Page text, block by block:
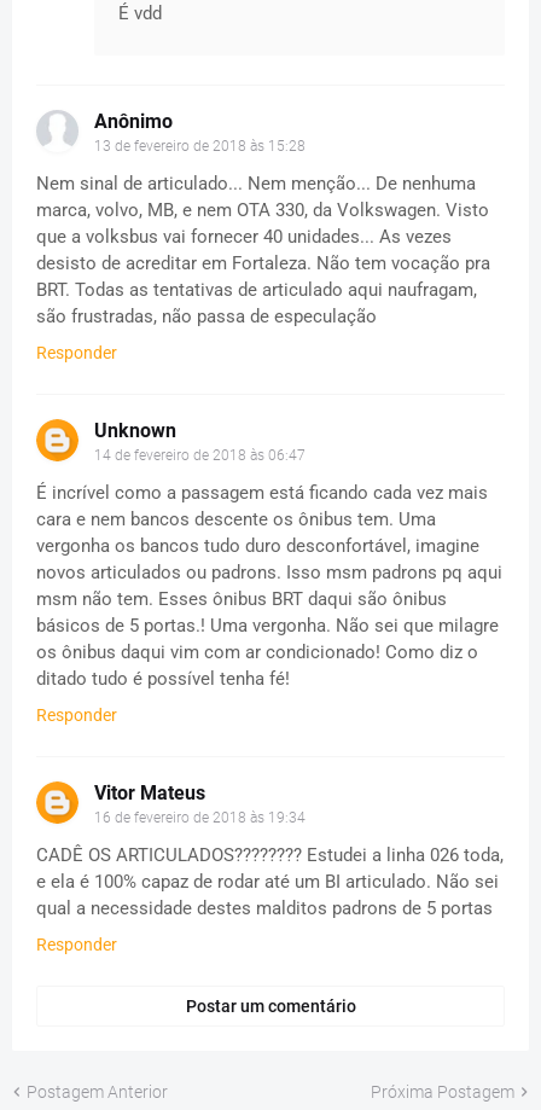
É vdd
Anônimo
13 de fevereiro de 2018 às 15:28
Nem sinal de articulado... Nem menção... De nenhuma
marca, volvo, MB, e nem OTA 330, da Volkswagen. Visto
que a volksbus vai fornecer 40 unidades... As vezes
desisto de acreditar em Fortaleza. Não tem vocação pra
BRT. Todas as tentativas de articulado aqui naufragam,
são frustradas, não passa de especulação
Responder
Unknown
14 de fevereiro de 2018 às 06:47
É incrível como a passagem está ficando cada vez mais
cara e nem bancos descente os ônibus tem. Uma
vergonha os bancos tudo duro desconfortável, imagine
novos articulados ou padrons. Isso msm padrons pq aqui
msm não tem. Esses ônibus BRT daqui são ônibus
básicos de 5 portas.! Uma vergonha. Não sei que milagre
os ônibus daqui vim com ar condicionado! Como diz o
ditado tudo é possível tenha fé!
Responder
Vitor Mateus
16 de fevereiro de 2018 às 19:34
CADÊ OS ARTICULADOS???????? Estudei a linha 026 toda,
e ela é 100% capaz de rodar até um BI articulado. Não sei
qual a necessidade destes malditos padrons de 5 portas
Responder
Postar um comentário
Postagem Anterior Próxima Postagem